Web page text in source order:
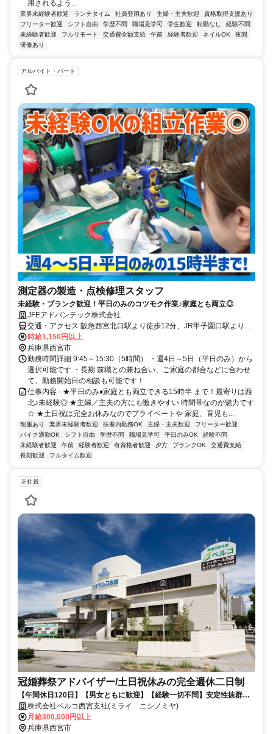
用されるよう...
業界未経験者歓迎 ランチタイム 社員登用あり 主婦・主夫歓迎
資格取得支援あり
フリーター歓迎
シフト自由 学歴不問 職場見学可 学生歓迎 転勤なし
経験不問
未経験者歓迎
フルリモート 交通費全額支給 午前 経験者歓迎 ネイルOK
夜間
研修あり
アルバイト・パート
測定器の製造・点検修理スタッフ
未経験・ブランク歓迎！平日のみのコツモク作業♪家庭とも両立◎
JFEアドバンテック株式会社
交通・アクセス 阪急西宮北口駅より徒歩12分、JR甲子園口駅より徒
歩18分
時給1,150円以上
兵庫県西宮市
勤務時間詳細 9:45～15:30（5時間） ・週4日～5日（平日のみ）から
選択可能です ・長期 前職との兼ね合い、ご家庭の都合などに合わせ
て、勤務開始日の相談も可能です！
仕事内容 - ★平日のみ♦家庭とも両立できる15時半 まで！最寄りは西
北♪未経験◎ ★主婦／主夫の方にも働きやすい 時間帯なのが魅力です
☆ ★土日祝は完全お休みなのでプライベートや 家庭、育児も...
制服あり 業界未経験者歓迎 扶養内勤務OK 主婦・主夫歓迎
フリーター歓迎
バイク通勤OK
シフト自由 学歴不問 職場見学可 平日のみOK
経験不問
未経験者歓迎
午前 経験者歓迎 有資格者歓迎 夕方 ブランクOK
交通費支給
長期歓迎
フルタイム歓迎
正社員
冠婚葬祭アドバイザー/土日祝休みの完全週休二日制
【年間休日120日】【男女ともに歓迎】【経験一切不問】安定性抜群
◎20代・30代若手社員が中心で活躍できる会社です！あなたの成長をサ
ポートしますので、安心してご応募ください。
株式会社ベルコ西宮支社(ミライ ニシノミヤ)
月給300,000円以上
兵庫県西宮市